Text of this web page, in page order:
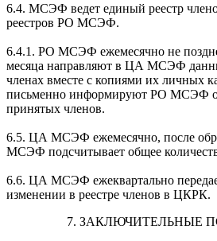
6.4. МСЭФ ведет единый реестр
реестров РО МСЭФ.
6.4.1. РО МСЭФ ежемесячно не
месяца направляют в ЦА МСЭФ
членах вместе с копиями их личных
письменно информируют РО МСЭФ
принятых членов.
6.5. ЦА МСЭФ ежемесячно, после
МСЭФ подсчитывает общее
6.6. ЦА МСЭФ ежеквартально
изменении в реестре членов в ЦКРК.
7. ЗАКЛЮЧИТЕЛЬНЫЕ